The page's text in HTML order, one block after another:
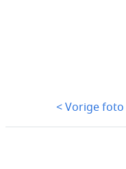
< Vorige foto